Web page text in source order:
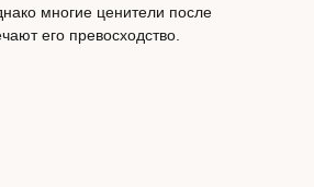
многие ценители после
его превосходство.